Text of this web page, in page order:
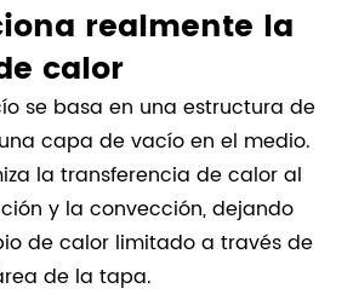
realmente la
calor
se basa en una estructura de
capa de vacío en el medio.
la transferencia de calor al
y la convección, dejando
de calor limitado a través de
de la tapa.